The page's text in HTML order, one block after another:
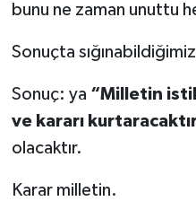
bunu ne zaman unuttu
Sonuçta
Sonuç: ya “Milletin
ve kararı
olacaktır.
Karar milletin.